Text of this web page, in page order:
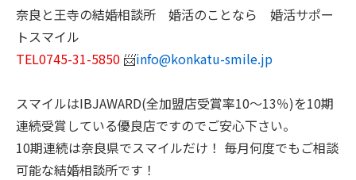
奈良と王寺の結婚相談所 婚活のことなら 婚活サポー
トスマイル
TEL0745-31-5850 📨info@konkatu-smile.jp
スマイルはIBJAWARD(全加盟店受賞率10～13％)を10期
連続受賞している優良店ですのでご安心下さい。
10期連続は奈良県でスマイルだけ！ 毎月何度でもご相談
可能な結婚相談所です！